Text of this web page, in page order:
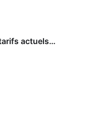
actuels…